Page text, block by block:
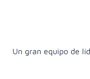
Un gran equipo de